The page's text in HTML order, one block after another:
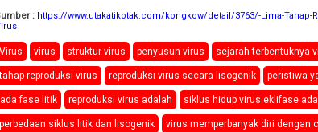
: https://www.utakatikotak.com/kongkow/detail/3763/-Lima-Tahap-
Virus virus struktur virus penyusun virus sejarah terbentuknya
tahap reproduksi virus reproduksi virus secara lisogenik peristiwa
fase litik reproduksi virus adalah siklus hidup virus eklifase
perbedaan siklus litik dan lisogenik virus memperbanyak diri dengan